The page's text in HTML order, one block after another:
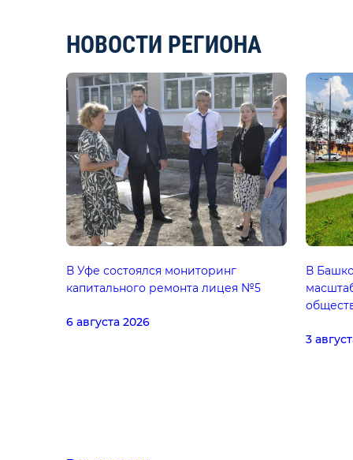
НОВОСТИ РЕГИОНА
В Уфе состоялся мониторинг
капитального ремонта лицея №5
6 августа 2026
В
3